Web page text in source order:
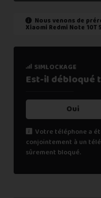
Nous venons de
Xiaomi Redmi Note 10T
simlockage
Est-il débloqué
Oui
Votre téléphone a
conjointement à un
sûrement bloqué.
état de marche
Est-il fonctionnel
Non
Cochez "non" si une
les appels